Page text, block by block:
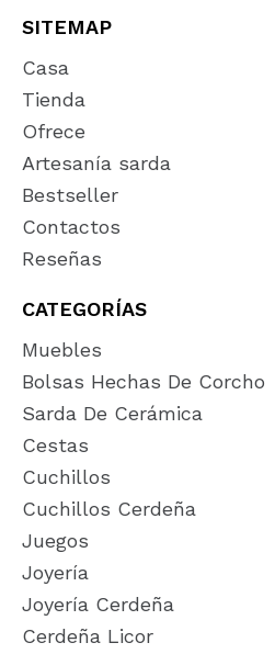
SITEMAP
Casa
Tienda
Ofrece
Artesanía sarda
Bestseller
Contactos
Reseñas
CATEGORÍAS
Muebles
Bolsas Hechas De Corcho
Sarda De Cerámica
Cestas
Cuchillos
Cuchillos Cerdeña
Juegos
Joyería
Joyería Cerdeña
Cerdeña Licor